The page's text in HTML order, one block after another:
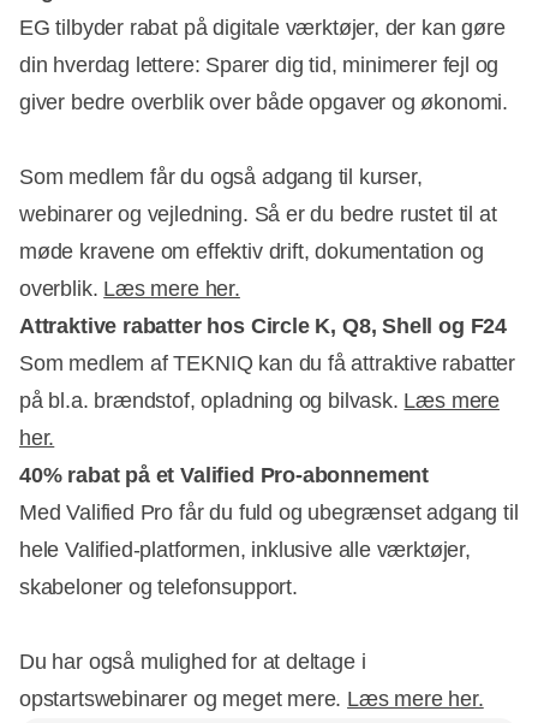
EG tilbyder rabat på digitale værktøjer, der kan gøre
din hverdag lettere: Sparer dig tid, minimerer fejl og
giver bedre overblik over både opgaver og økonomi.
Som medlem får du også adgang til kurser,
webinarer og vejledning. Så er du bedre rustet til at
møde kravene om effektiv drift, dokumentation og
overblik. Læs mere her.
Attraktive rabatter hos Circle K, Q8, Shell og F24
Som medlem af TEKNIQ kan du få attraktive rabatter
på bl.a. brændstof, opladning og bilvask. Læs mere
her.
40% rabat på et Valified Pro-abonnement
Med Valified Pro får du fuld og ubegrænset adgang til
hele Valified-platformen, inklusive alle værktøjer,
skabeloner og telefonsupport.
Du har også mulighed for at deltage i
opstartswebinarer og meget mere. Læs mere her.